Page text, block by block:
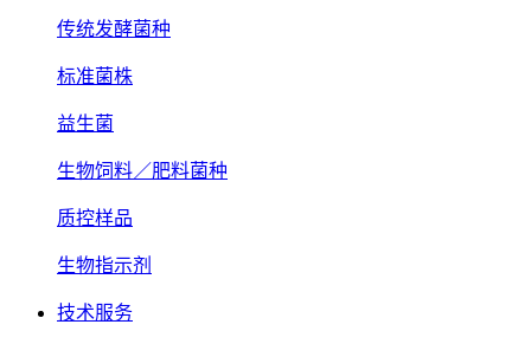
传统发酵菌种
标准菌株
益生菌
生物饲料／肥料菌种
质控样品
生物指示剂
技术服务